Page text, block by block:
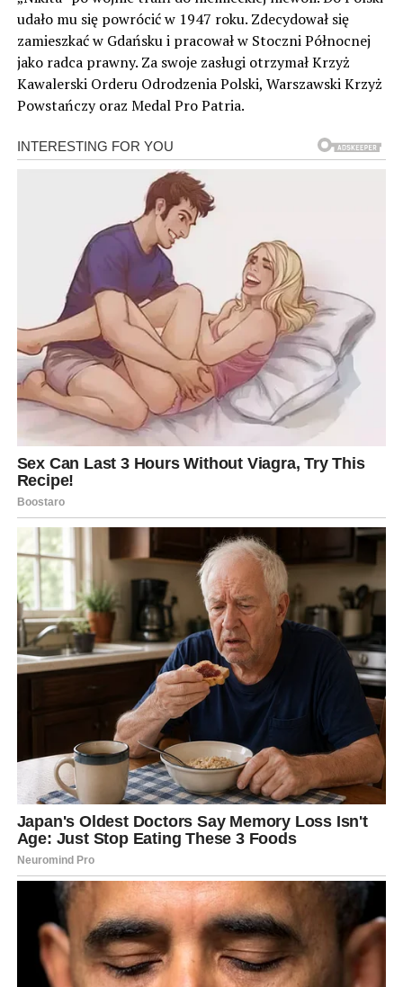
udało mu się powrócić w 1947 roku. Zdecydował się
zamieszkać w Gdańsku i pracował w Stoczni Północnej
jako radca prawny. Za swoje zasługi otrzymał Krzyż
Kawalerski Orderu Odrodzenia Polski, Warszawski Krzyż
Powstańczy oraz Medal Pro Patria.